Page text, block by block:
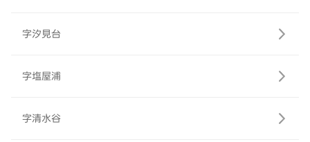
字汐見台
字塩屋浦
字清水谷